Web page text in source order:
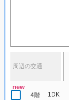
周辺の交通
new
4階 1DK